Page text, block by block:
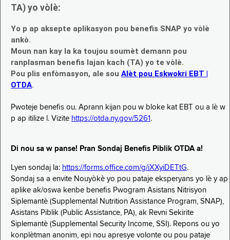
TA) yo vòlè:
Yo p ap aksepte aplikasyon pou benefis SNAP yo vòlè
ankò.
Moun nan kay la ka toujou soumèt demann pou
ranplasman benefis lajan kach (TA) yo te vòlè.
Pou plis enfòmasyon, ale sou Alèt pou Eskwokri EBT |
OTDA.
Pwoteje benefis ou. Aprann kijan pou w bloke kat EBT ou a lè w
p ap itilize l. Vizite https://otda.ny.gov/5261 .
Di nou sa w panse! Pran Sondaj Benefis Piblik OTDA a!
Lyen sondaj la: https://forms.office.com/g/iXXyiDETtG.
Sondaj sa a envite Nouyòkè yo pou pataje eksperyans yo lè y ap
aplike ak/oswa kenbe benefis Pwogram Asistans Nitrisyon
Siplemantè (Supplemental Nutrition Assistance Program, SNAP),
Asistans Piblik (Public Assistance, PA), ak Revni Sekirite
Siplemantè (Supplemental Security Income, SSI). Repons ou yo
konplètman anonim, epi nou apresye volonte ou pou pataje